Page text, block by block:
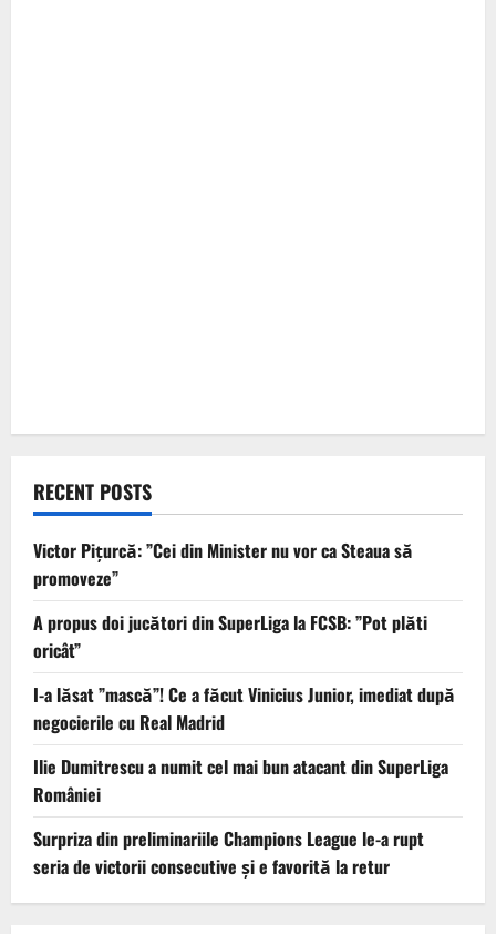
RECENT POSTS
Victor Pițurcă: ”Cei din Minister nu vor ca Steaua să
promoveze”
A propus doi jucători din SuperLiga la FCSB: ”Pot plăti
oricât”
I-a lăsat ”mască”! Ce a făcut Vinicius Junior, imediat după
negocierile cu Real Madrid
Ilie Dumitrescu a numit cel mai bun atacant din SuperLiga
României
Surpriza din preliminariile Champions League le-a rupt
seria de victorii consecutive și e favorită la retur